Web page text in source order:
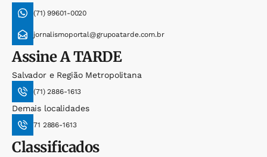
(71) 99601-0020
jornalismoportal@grupoatarde.com.br
AssineA TARDE
Salvador e Região Metropolitana
(71) 2886-1613
Demais localidades
71 2886-1613
Classificados